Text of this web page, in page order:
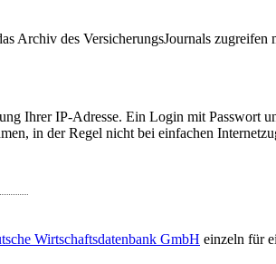
des VersicherungsJournals zugreifen
Ihrer IP-Adresse. Ein Login mit Passwort
in der Regel nicht bei einfachen
Wirtschaftsdatenbank GmbH einzeln für